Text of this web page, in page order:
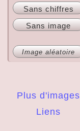
Plus d'images
Liens
Sans chiffres
Sans image
Image aléatoire